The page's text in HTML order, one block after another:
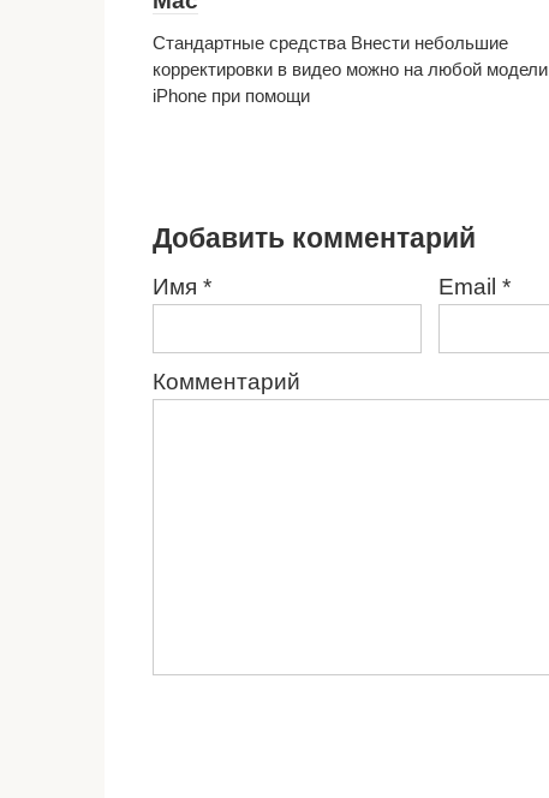
Стандартные средства Внести небольшие
корректировки в видео можно на любой модели
iPhone при помощи
Добавить комментарий
Имя * Email *
Комментарий